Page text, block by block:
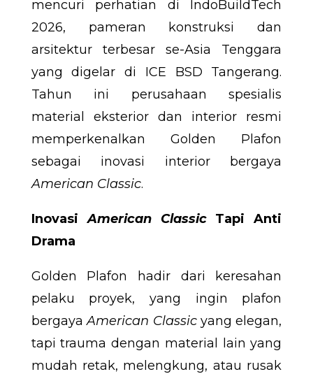
mencuri perhatian di IndoBuildTech
2026, pameran konstruksi dan
arsitektur terbesar se-Asia Tenggara
yang digelar di ICE BSD Tangerang.
Tahun ini perusahaan spesialis
material eksterior dan interior resmi
memperkenalkan Golden Plafon
sebagai inovasi interior bergaya
American Classic.
InovasiAmerican ClassicTapi Anti
Drama
Golden Plafon hadir dari keresahan
pelaku proyek, yang ingin plafon
bergayaAmerican Classicyang elegan,
tapi trauma dengan material lain yang
mudah retak, melengkung, atau rusak